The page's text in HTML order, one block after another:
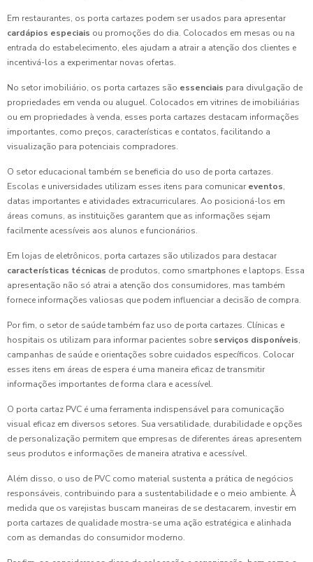
Em restaurantes, os porta cartazes podem ser usados para apresentar
cardápios especiais ou promoções do dia. Colocados em mesas ou na
entrada do estabelecimento, eles ajudam a atrair a atenção dos clientes e
incentivá-los a experimentar novas ofertas.
No setor imobiliário, os porta cartazes são essenciais para divulgação de
propriedades em venda ou aluguel. Colocados em vitrines de imobiliárias
ou em propriedades à venda, esses porta cartazes destacam informações
importantes, como preços, características e contatos, facilitando a
visualização para potenciais compradores.
O setor educacional também se beneficia do uso de porta cartazes.
Escolas e universidades utilizam esses itens para comunicar eventos,
datas importantes e atividades extracurriculares. Ao posicioná-los em
áreas comuns, as instituições garantem que as informações sejam
facilmente acessíveis aos alunos e funcionários.
Em lojas de eletrônicos, porta cartazes são utilizados para destacar
características técnicas de produtos, como smartphones e laptops. Essa
apresentação não só atrai a atenção dos consumidores, mas também
fornece informações valiosas que podem influenciar a decisão de compra.
Por fim, o setor de saúde também faz uso de porta cartazes. Clínicas e
hospitais os utilizam para informar pacientes sobre serviços disponíveis,
campanhas de saúde e orientações sobre cuidados específicos. Colocar
esses itens em áreas de espera é uma maneira eficaz de transmitir
informações importantes de forma clara e acessível.
O porta cartaz PVC é uma ferramenta indispensável para comunicação
visual eficaz em diversos setores. Sua versatilidade, durabilidade e opções
de personalização permitem que empresas de diferentes áreas apresentem
seus produtos e informações de maneira atrativa e acessível.
Além disso, o uso de PVC como material sustenta a prática de negócios
responsáveis, contribuindo para a sustentabilidade e o meio ambiente. À
medida que os varejistas buscam maneiras de se destacarem, investir em
porta cartazes de qualidade mostra-se uma ação estratégica e alinhada
com as demandas do consumidor moderno.